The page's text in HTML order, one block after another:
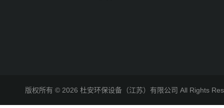
版权所有 © 2026 杜安环保设备（江苏）有限公司 All Rights